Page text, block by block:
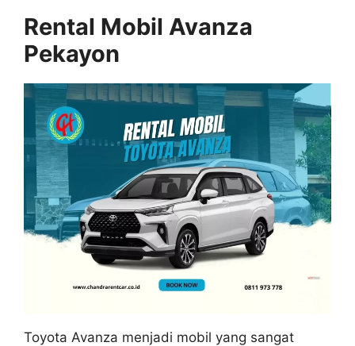
Rental Mobil Avanza
Pekayon
Toyota Avanza menjadi mobil yang sangat